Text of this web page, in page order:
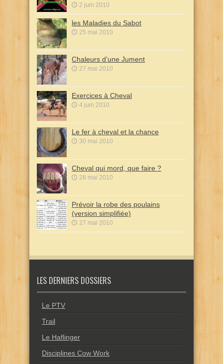
2 juin 2010
les Maladies du Sabot
25 mai 2010
Chaleurs d’une Jument
27 mai 2010
Exercices à Cheval
4 juin 2010
Le fer à cheval et la chance
30 mai 2010
Cheval qui mord, que faire ?
28 mai 2010
Prévoir la robe des poulains
(version simplifiée)
27 mai 2010
LES DERNIERS DOSSIERS
Le PTV
Trail
Le Haflinger
Disciplines Cow Work